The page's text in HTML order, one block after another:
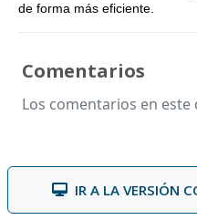
de forma más eficiente.
Comentarios
Los comentarios en
IR A LA VERSIÓN